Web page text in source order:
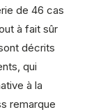
de 46 cas
à fait sûr
décrits
qui
à la
remarque